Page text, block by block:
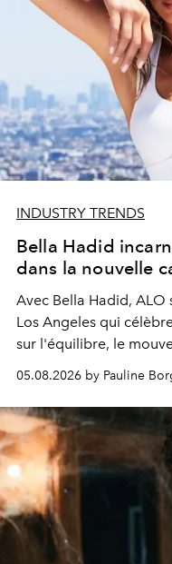
INDUSTRY TRENDS
Bella Hadid
dans la nouvelle
Avec Bella Hadid,
Los Angeles qui
sur l'équilibre, le
05.08.2026 by Pauline